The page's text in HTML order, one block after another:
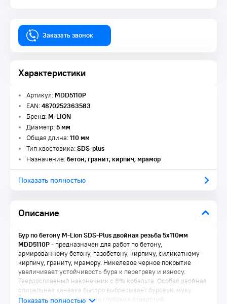
Заказать звонок
Характеристики
Описание
Артикул:MDD5110P
EAN:4870252363583
Бренд:M-LION
Диаметр:5 мм
Общая длина:110 мм
Тип хвостовика:SDS-plus
Назначение:бетон; гранит; кирпич; мрамор
Показать полностью
Бур по бетону M-Lion SDS-Plus двойная резьба 5х110мм
MDD5110P- предназначен для работ по бетону,
армированному бетону, газобетону, кирпичу, силикатному
кирпичу, граниту, мрамору. Никелевое черное покрытие
увеличивает устойчивость бура к перегреву и износу.
Твердосплавный наконечник с 8% кобальта. Особая двойная
спиральная канавка быстро выбрасывает буровую муку.
Высокая скорость бурения глубоких отверстий.